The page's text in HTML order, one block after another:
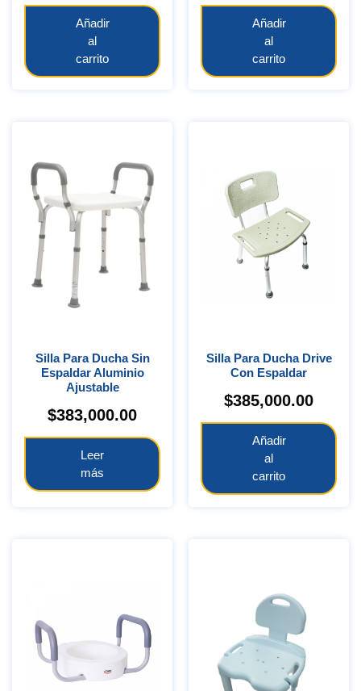
Añadir
al
carrito
Añadir
al
carrito
Silla Para Ducha Sin
Espaldar Aluminio
Ajustable
$383,000.00
Leer
más
Silla Para Ducha Drive
Con Espaldar
$385,000.00
Añadir
al
carrito